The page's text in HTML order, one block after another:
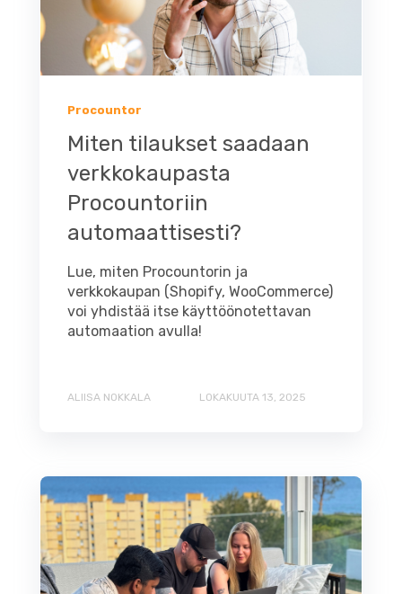
Procountor
Miten tilaukset saadaan
verkkokaupasta
Procountoriin
automaattisesti?
Lue, miten Procountorin ja
verkkokaupan (Shopify, WooCommerce)
voi yhdistää itse käyttöönotettavan
automaation avulla!
ALIISA NOKKALA LOKAKUUTA 13, 2025